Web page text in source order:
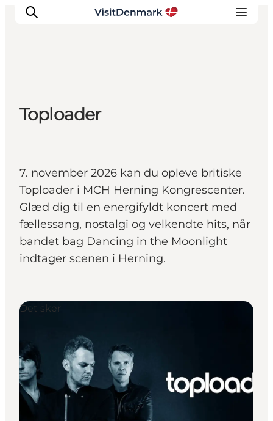
Inspiration
Destinationer
Planlæg ferien
Toploader
7. november 2026 kan du opleve britiske
Toploader i MCH Herning Kongrescenter.
Glæd dig til en energifyldt koncert med
fællessang, nostalgi og velkendte hits, når
bandet bag Dancing in the Moonlight
indtager scenen i Herning.
Det sker